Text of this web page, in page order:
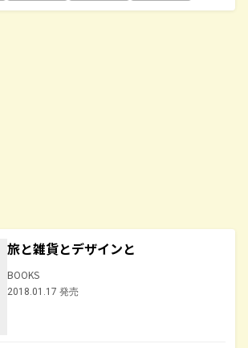
旅と雑貨とデザインと
BOOKS
2018.01.17 発売